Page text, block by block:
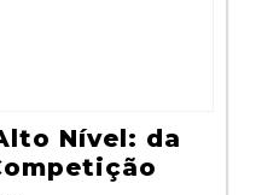
Nível: da